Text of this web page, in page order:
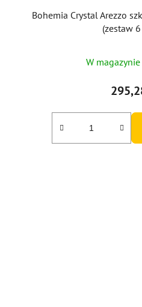
Bohemia Crystal Arezzo
(zestaw
W magazynie